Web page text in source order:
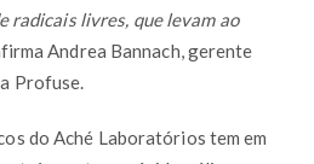
radicais livres, que levam ao
Andrea Bannach, gerente
Profuse.
do Aché Laboratórios tem em